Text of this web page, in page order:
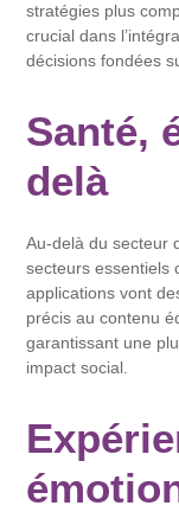
stratégies plus
crucial dans
décisions fondées
Santé,
delà
Au-delà du secteur
secteurs essentiels
applications vont
précis au contenu
garantissant une
impact social.